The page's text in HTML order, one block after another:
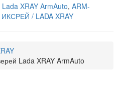
XRAY ArmAuto, ARM-
/ LADA XRAY
Lada XRAY ArmAuto